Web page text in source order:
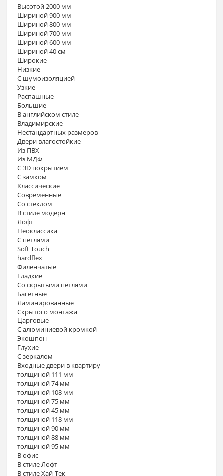
Высотой 2000 мм
Шириной 900 мм
Шириной 800 мм
Шириной 700 мм
Шириной 600 мм
Шириной 40 см
Широкие
Низкие
С шумоизоляцией
Узкие
Распашные
Большие
В английском стиле
Владимирские
Нестандартных размеров
Двери влагостойкие
Из ПВХ
Из МДФ
С 3D покрытием
С замком
Классические
Современные
Со стеклом
В стиле модерн
Лофт
Неоклассика
С петлями
Soft Touch
hardflex
Филенчатые
Гладкие
Со скрытыми петлями
Багетные
Ламинированные
Скрытого монтажа
Царговые
С алюминиевой кромкой
Экошпон
Глухие
С зеркалом
Входные двери в квартиру
толщиной 111 мм
толщиной 74 мм
толщиной 108 мм
толщиной 75 мм
толщиной 45 мм
толщиной 118 мм
толщиной 90 мм
толщиной 88 мм
толщиной 95 мм
В офис
В стиле Лофт
В стиле Хай-Тек